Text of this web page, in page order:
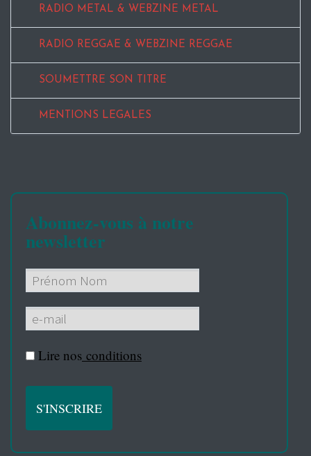
RADIO METAL & WEBZINE METAL
RADIO REGGAE & WEBZINE REGGAE
SOUMETTRE SON TITRE
MENTIONS LEGALES
Abonnez-vous à notre
newsletter
Lire nos conditions